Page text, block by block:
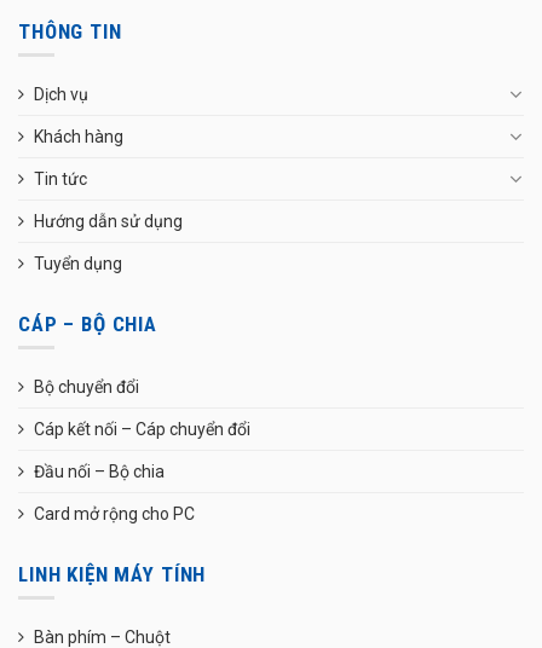
THÔNG TIN
Dịch vụ
Khách hàng
Tin tức
Hướng dẫn sử dụng
Tuyển dụng
CÁP – BỘ CHIA
Bộ chuyển đổi
Cáp kết nối – Cáp chuyển đổi
Đầu nối – Bộ chia
Card mở rộng cho PC
LINH KIỆN MÁY TÍNH
Bàn phím – Chuột